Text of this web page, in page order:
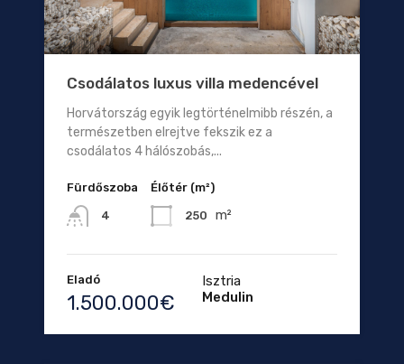
Csodálatos luxus villa medencével
Horvátország egyik legtörténelmibb részén, a
természetben elrejtve fekszik ez a
csodálatos 4 hálószobás,...
Fürdőszoba
4
Élőtér (m²)
250 m²
Eladó
1.500.000€
Isztria
Medulin